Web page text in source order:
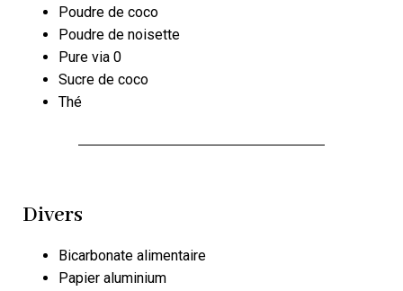
Poudre de coco
Poudre de noisette
Pure via 0
Sucre de coco
Thé
Divers
Bicarbonate alimentaire
Papier aluminium